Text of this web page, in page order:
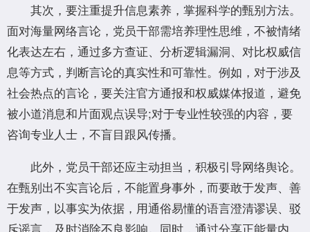
其次，要注重提升信息素养，掌握科学的甄别方法。
面对海量网络言论，党员干部需培养理性思维，不被情绪
化表达左右，通过多方查证、分析逻辑漏洞、对比权威信
息等方式，判断言论的真实性和可靠性。例如，对于涉及
社会热点的言论，要关注官方通报和权威媒体报道，避免
被小道消息和片面观点误导;对于专业性较强的内容，要
咨询专业人士，不盲目跟风传播。
此外，党员干部还应主动担当，积极引导网络舆论。
在甄别出不实言论后，不能置身事外，而要敢于发声、善
于发声，以事实为依据，用通俗易懂的语言澄清谬误、驳
斥谣言，及时消除不良影响。同时，通过分享正能量内